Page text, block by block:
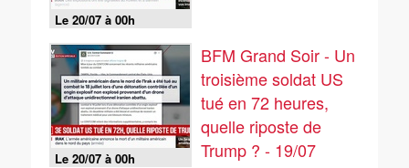
Le 20/07 à 00h
Le 20/07 à 00h
BFM Grand Soir - Un
troisième soldat US
tué en 72 heures,
quelle riposte de
Trump ? - 19/07